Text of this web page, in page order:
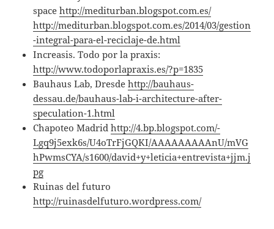
spacehttp://mediturban.blogspot.com.es/
http://mediturban.blogspot.com.es/2014/03/gestion
-integral-para-el-reciclaje-de.html
Increasis. Todo por la praxis:
http://www.todoporlapraxis.es/?p=1835
Bauhaus Lab, Dresdehttp://bauhaus-
dessau.de/bauhaus-lab-i-architecture-after-
speculation-1.html
Chapoteo Madridhttp://4.bp.blogspot.com/-
Lgq9j5exk6s/U4oTrFjGQKI/AAAAAAAAAnU/mVG
hPwmsCYA/s1600/david+y+leticia+entrevista+jjm.j
pg
Ruinas del futuro
http://ruinasdelfuturo.wordpress.com/